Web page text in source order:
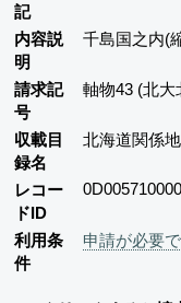
記
内容説
明
千島国之内(
請求記
号
軸物43 (北大
収載目
録名
北海道関係
レコー
ドID
利用条
件
申請が必要